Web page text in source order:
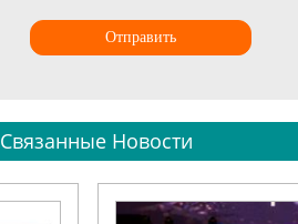
Отправить
Связанные Новости